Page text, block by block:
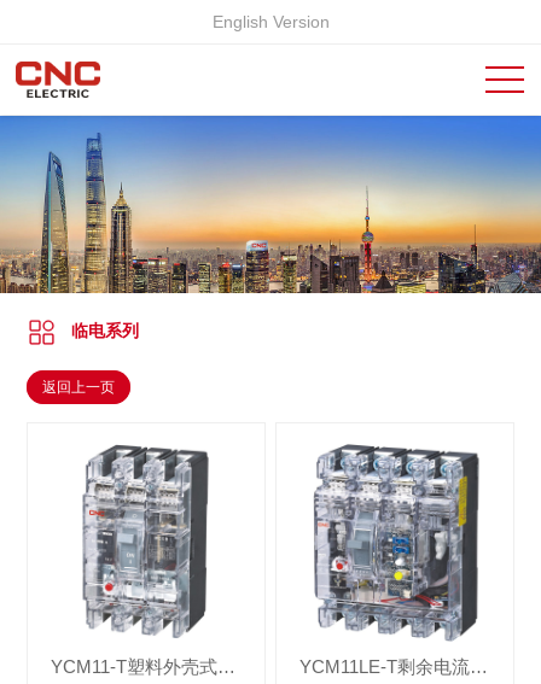
English Version
临电系列
返回上一页
YCM11-T塑料外壳式断路器 YCM11LE-T剩余电流动作断路器